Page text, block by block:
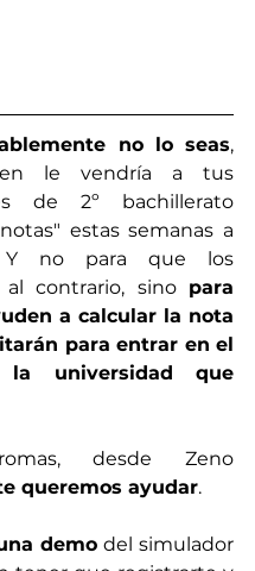
no lo seas,
le vendría a tus
de 2º bachillerato
estas semanas a
Y no para que los
al contrario, sino para
a calcular la nota
para entrar en el
universidad que
desde Zeno
queremos ayudar.
demo del simulador